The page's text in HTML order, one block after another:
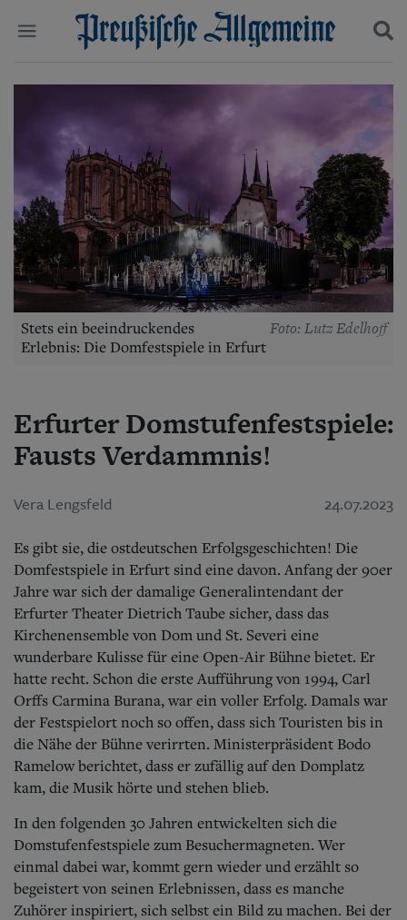
Aktuelle Ausgabe
Abonnenten-Login
Abonnent werden
Abo Prämien
Kultur
Panorama
Gesellschaft
Leben
Geschichte
Ostpreußen
Pommern
Berlin-Brandenburg
Schlesien
Danzig und Westpreußen
Bücher
Kontakt
Impressum
Datenschutz
Suchen und finden
Foto: Lutz Edelhoff
Stets ein beeindruckendes
Erlebnis: Die Domfestspiele in Erfurt
Erfurter Domstufenfestspiele:
Fausts Verdammnis!
Vera Lengsfeld 24.07.2023
Es gibt sie, die ostdeutschen Erfolgsgeschichten! Die
Domfestspiele in Erfurt sind eine davon. Anfang der 90er
Jahre war sich der damalige Generalintendant der
Erfurter Theater Dietrich Taube sicher, dass das
Kirchenensemble von Dom und St. Severi eine
wunderbare Kulisse für eine Open-Air Bühne bietet. Er
hatte recht. Schon die erste Aufführung von 1994, Carl
Orffs Carmina Burana, war ein voller Erfolg. Damals war
der Festspielort noch so offen, dass sich Touristen bis in
die Nähe der Bühne verirrten. Ministerpräsident Bodo
Ramelow berichtet, dass er zufällig auf den Domplatz
kam, die Musik hörte und stehen blieb.
In den folgenden 30 Jahren entwickelten sich die
Domstufenfestspiele zum Besuchermagneten. Wer
einmal dabei war, kommt gern wieder und erzählt so
begeistert von seinen Erlebnissen, dass es manche
Zuhörer inspiriert, sich selbst ein Bild zu machen. Bei der